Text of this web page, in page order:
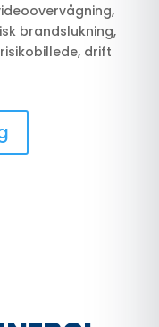
brandslukning,
drift